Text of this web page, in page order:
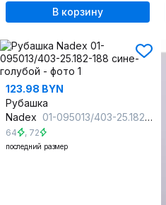
В корзину
123.98 BYN
Рубашка
Nadex 01-095013/403-25.182-188 сине-голубой
64 , 72
последний размер